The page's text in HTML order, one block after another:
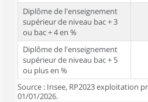
Diplôme de l'enseignement
supérieur de niveau bac + 3
ou bac + 4 en %
Diplôme de l'enseignement
supérieur de niveau bac + 5
ou plus en %
Source : Insee, RP2023 exploitation
01/01/2026.